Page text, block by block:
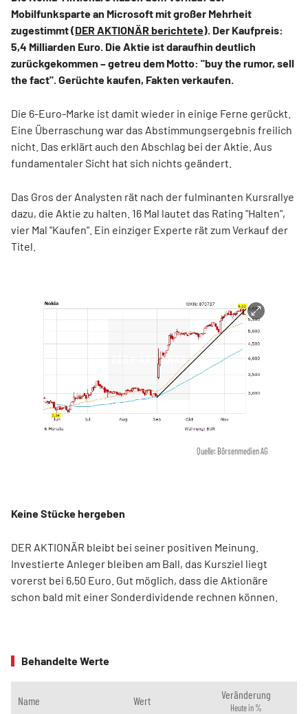
Mobilfunksparte an Microsoft mit großer Mehrheit
zugestimmt (DER AKTIONÄR berichtete). Der Kaufpreis:
5,4 Milliarden Euro. Die Aktie ist daraufhin deutlich
zurückgekommen – getreu dem Motto: "buy the rumor, sell
the fact". Gerüchte kaufen, Fakten verkaufen.
Die 6-Euro-Marke ist damit wieder in einige Ferne gerückt.
Eine Überraschung war das Abstimmungsergebnis freilich
nicht. Das erklärt auch den Abschlag bei der Aktie. Aus
fundamentaler Sicht hat sich nichts geändert.
Das Gros der Analysten rät nach der fulminanten Kursrallye
dazu, die Aktie zu halten. 16 Mal lautet das Rating "Halten",
vier Mal "Kaufen". Ein einziger Experte rät zum Verkauf der
Titel.
Quelle: Börsenmedien AG
Keine Stücke hergeben
DER AKTIONÄR bleibt bei seiner positiven Meinung.
Investierte Anleger bleiben am Ball, das Kursziel liegt
vorerst bei 6,50 Euro. Gut möglich, dass die Aktionäre
schon bald mit einer Sonderdividende rechnen können.
Behandelte Werte
Name Wert Veränderung
Heute in %